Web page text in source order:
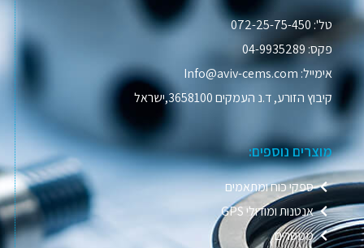
מוצרים נוספים:
ספקי כוח ומתאמים
אנטנות ומודולי GPS
ממסרים
טל': 072-25-75-450
פקס: 04-9935289
אימייל: Info@aviv-cems.com
קיבוץ הזורע, ד.נ העמקים 3658100,ישראל